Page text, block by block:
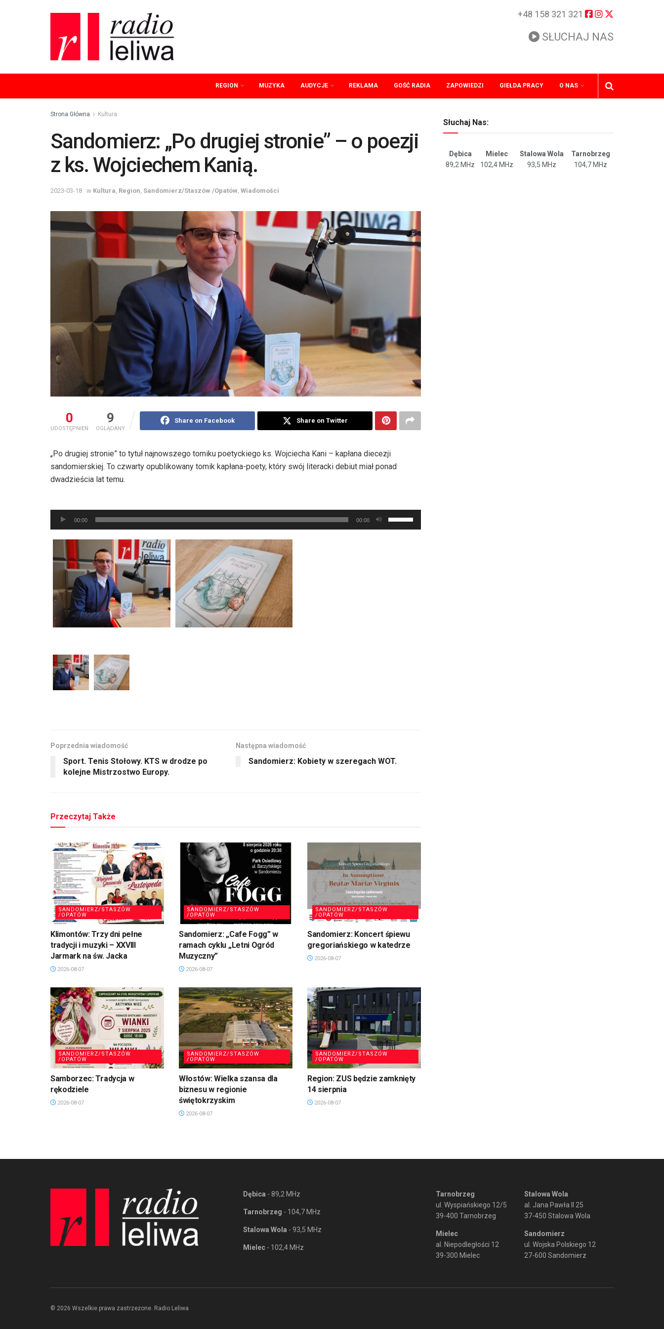
+48 158 321 321
SŁUCHAJ NAS
REGION MUZYKA AUDYCJE REKLAMA GOŚĆ RADIA ZAPOWIEDZI GIEŁDA PRACY O NAS
Strona Główna Kultura
Sandomierz: „Po drugiej stronie” – o poezji
z ks. Wojciechem Kanią.
2023-03-18 w Kultura Region Sandomierz/Staszów /Opatów Wiadomości
0
UDOSTĘPNIEŃ
9
OGLĄDANY
Share on Facebook Share on Twitter
„Po drugiej stronie” to tytuł najnowszego tomiku poetyckiego ks. Wojciecha Kani – kapłana diecezji
sandomierskiej. To czwarty opublikowany tomik kapłana-poety, który swój literacki debiut miał ponad
dwadzieścia lat temu.
plików
dźwiękowych
00:00 00:00
strzałek
Poprzednia wiadomość
Sport. Tenis Stołowy. KTS w drodze po
kolejne Mistrzostwo Europy.
Następna wiadomość
Sandomierz: Kobiety w szeregach WOT.
Przeczytaj Także
SANDOMIERZ/STASZÓW
/OPATÓW
Klimontów: Trzy dni pełne
tradycji i muzyki – XXVIII
Jarmark na św. Jacka
2026-08-07
SANDOMIERZ/STASZÓW
/OPATÓW
Sandomierz: „Cafe Fogg” w
ramach cyklu „Letni Ogród
Muzyczny”
2026-08-07
SANDOMIERZ/STASZÓW
/OPATÓW
Sandomierz: Koncert śpiewu
gregoriańskiego w katedrze
2026-08-07
SANDOMIERZ/STASZÓW
/OPATÓW
Samborzec: Tradycja w
rękodziele
2026-08-07
SANDOMIERZ/STASZÓW
/OPATÓW
Włostów: Wielka szansa dla
biznesu w regionie
świętokrzyskim
2026-08-07
SANDOMIERZ/STASZÓW
/OPATÓW
Region: ZUS będzie zamknięty
14 sierpnia
2026-08-07
Słuchaj Nas:
Dębica Mielec Stalowa Wola
Tarnobrzeg
89,2 MHz
102,4 MHz 93,5 MHz 104,7 MHz
Dębica - 89,2 MHz
Tarnobrzeg - 104,7 MHz
Stalowa Wola - 93,5 MHz
Mielec - 102,4 MHz
Tarnobrzeg
ul. Wyspiańskiego 12/5
39-400 Tarnobrzeg
Mielec
al. Niepodległości 12
39-300 Mielec
Stalowa Wola
al. Jana Pawła II 25
37-450 Stalowa Wola
Sandomierz
ul. Wojska Polskiego 12
27-600 Sandomierz
© 2026 Wszelkie prawa zastrzeżone. Radio Leliwa